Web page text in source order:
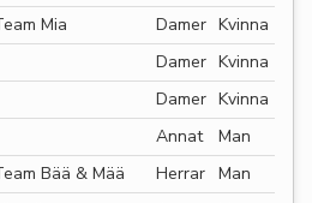
Mia Damer Kvinna
Damer Kvinna
Damer Kvinna
Annat
Man
Bää & Mää Herrar Man